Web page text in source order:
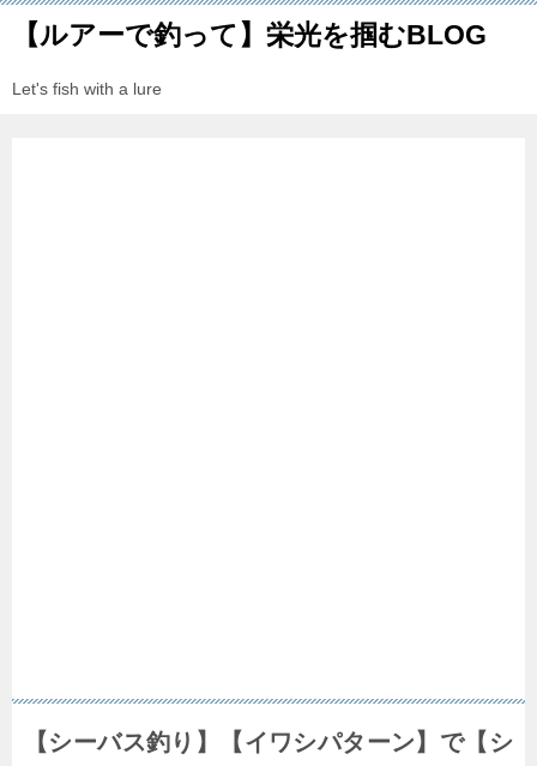
【ルアーで釣って】栄光を掴むBLOG
Let's fish with a lure
【シーバス釣り】【イワシパターン】で【シ